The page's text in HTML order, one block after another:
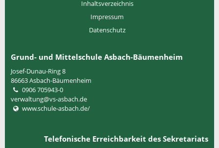
Inhaltsverzeichnis
Impressum
Datenschutz
Grund- und Mittelschule Asbach-Bäumenheim
Josef-Dunau-Ring 8
86663Asbach-Bäumenheim
0906 705943-0
verwaltung@vs-asbach.de
www.schule-asbach.de/
Telefonische Erreichbarkeit des Sekretariats